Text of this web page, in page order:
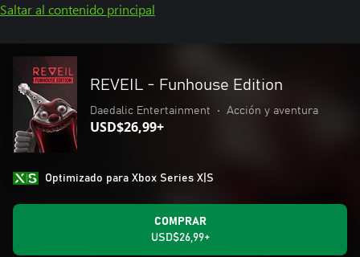
Saltar al contenido principal
REVEIL - Funhouse Edition
Daedalic Entertainment • Acción y aventura
USD$26,99+
Optimizado para Xbox Series X|S
COMPRAR
USD$26,99+